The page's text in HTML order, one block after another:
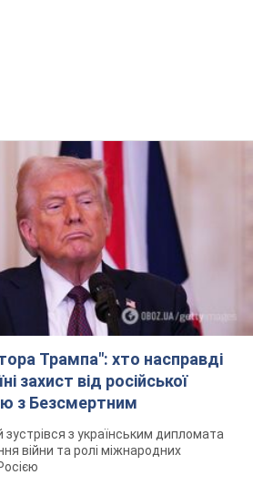
Трампа": хто насправді
захист від російської
з Безсмертним
з українським дипломата
війни та ролі міжнародних